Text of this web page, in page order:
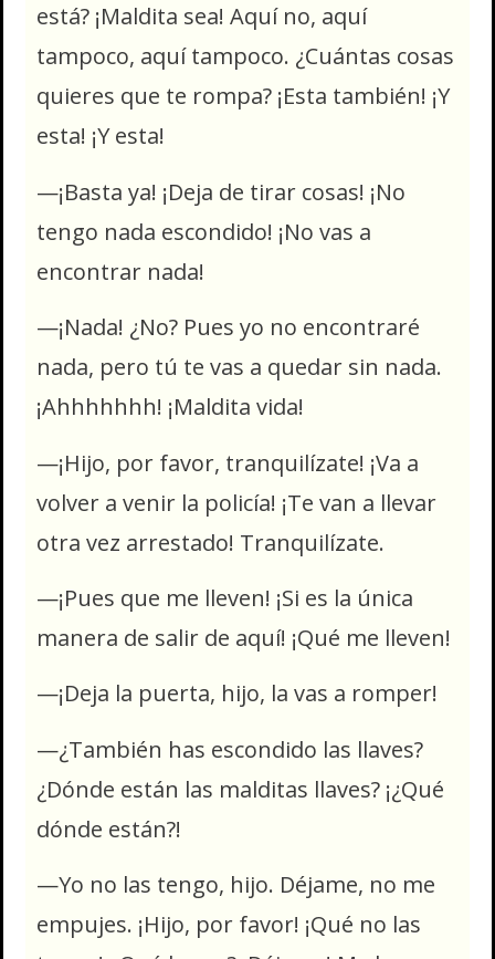
está? ¡Maldita sea! Aquí no, aquí
tampoco, aquí tampoco. ¿Cuántas cosas
quieres que te rompa? ¡Esta también! ¡Y
esta! ¡Y esta!
—¡Basta ya! ¡Deja de tirar cosas! ¡No
tengo nada escondido! ¡No vas a
encontrar nada!
—¡Nada! ¿No? Pues yo no encontraré
nada, pero tú te vas a quedar sin nada.
¡Ahhhhhhh! ¡Maldita vida!
—¡Hijo, por favor, tranquilízate! ¡Va a
volver a venir la policía! ¡Te van a llevar
otra vez arrestado! Tranquilízate.
—¡Pues que me lleven! ¡Si es la única
manera de salir de aquí! ¡Qué me lleven!
—¡Deja la puerta, hijo, la vas a romper!
—¿También has escondido las llaves?
¿Dónde están las malditas llaves? ¡¿Qué
dónde están?!
—Yo no las tengo, hijo. Déjame, no me
empujes. ¡Hijo, por favor! ¡Qué no las